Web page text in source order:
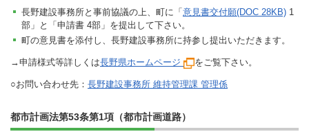
長野建設事務所と事前協議の上、町に「 意見書交付願(DOC 28KB) 1
部」と「申請書 4部」を提出して下さい。
町の意見書を添付し、長野建設事務所に持参し提出いただきます。
→申請様式等詳しくは長野県ホームページ をご覧下さい。
○お問い合わせ先： 長野建設事務所 維持管理課 管理係
都市計画法第53条第1項（都市計画道路）